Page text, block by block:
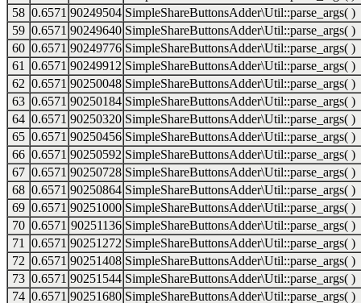
58 0.6571 90249504 SimpleShareButtonsAdder\Util::parse_args( )
59 0.6571 90249640 SimpleShareButtonsAdder\Util::parse_args( )
60 0.6571 90249776 SimpleShareButtonsAdder\Util::parse_args( )
61
0.6571 90249912 SimpleShareButtonsAdder\Util::parse_args( )
62 0.6571 90250048 SimpleShareButtonsAdder\Util::parse_args( )
63 0.6571 90250184 SimpleShareButtonsAdder\Util::parse_args( )
64 0.6571 90250320 SimpleShareButtonsAdder\Util::parse_args( )
65 0.6571 90250456 SimpleShareButtonsAdder\Util::parse_args( )
66 0.6571 90250592 SimpleShareButtonsAdder\Util::parse_args( )
67 0.6571 90250728 SimpleShareButtonsAdder\Util::parse_args( )
68 0.6571 90250864 SimpleShareButtonsAdder\Util::parse_args( )
69 0.6571 90251000 SimpleShareButtonsAdder\Util::parse_args( )
70 0.6571 90251136 SimpleShareButtonsAdder\Util::parse_args( )
71
0.6571 90251272 SimpleShareButtonsAdder\Util::parse_args( )
72 0.6571 90251408 SimpleShareButtonsAdder\Util::parse_args( )
73 0.6571 90251544 SimpleShareButtonsAdder\Util::parse_args( )
74 0.6571 90251680 SimpleShareButtonsAdder\Util::parse_args( )